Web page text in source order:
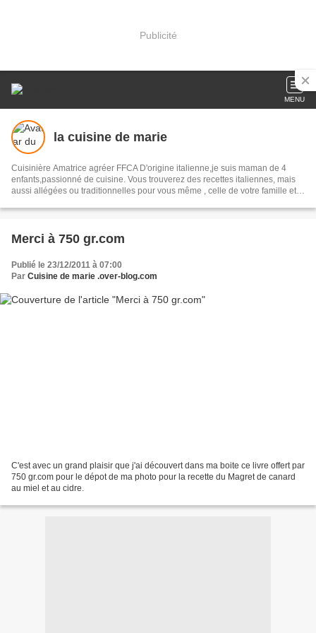
Publicité
MENU
la cuisine de marie
Cuisinière Amatrice agréer FFCA D'origine italienne,je suis maman de 4
enfants,passionné de cuisine. Vous trouverez des recettes italiennes, mais
aussi allégées ou traditionnelles pour vous même , celle de votre famille et
Merci à 750 gr.com
Publié le 23/12/2011 à 07:00
Par Cuisine de marie .over-blog.com
C'est avec un grand plaisir que j'ai découvert dans ma boite ce livre offert par
750 gr.com pour le dépot de ma photo pour la recette du Magret de canard
au miel et au cidre.